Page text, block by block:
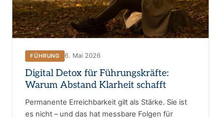
FÜHRUNG 6. Mai 2026
Digital Detox für Führungskräfte:
Warum Abstand Klarheit schafft
Permanente Erreichbarkeit gilt als Stärke. Sie ist
es nicht – und das hat messbare Folgen für